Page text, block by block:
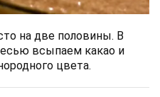
на две половины. В
всыпаем какао и
цвета.